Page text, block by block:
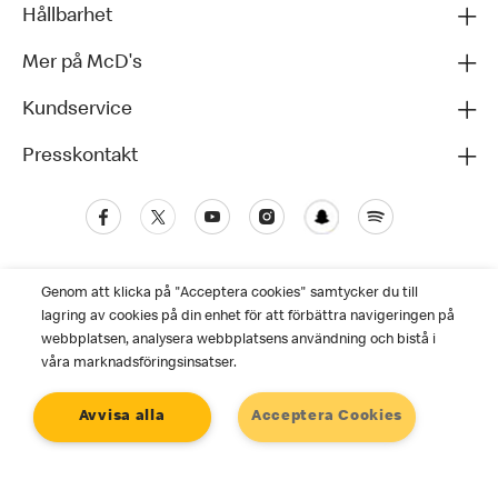
Hållbarhet
Mer på McD's
Kundservice
Presskontakt
Kundservice
Personuppgiftspolicy Cookies Användarvillkor
Genom att klicka på "Acceptera cookies" samtycker du till
lagring av cookies på din enhet för att förbättra navigeringen på
webbplatsen, analysera webbplatsens användning och bistå i
våra marknadsföringsinsatser.
Acceptera Cookies
Avvisa alla